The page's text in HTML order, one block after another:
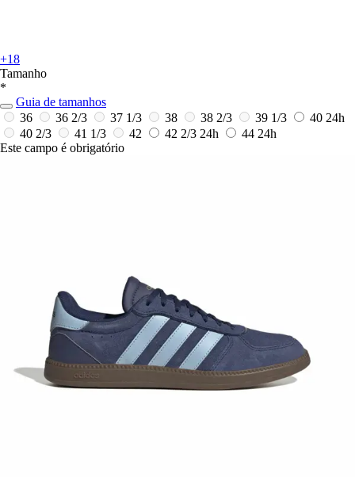
+18
Tamanho
*
Guia de tamanhos
36
36 2/3 37 1/3 38 38 2/3 39 1/3 40 24h
40 2/3
41 1/3 42 42 2/3 24h 44 24h
Este campo é obrigatório